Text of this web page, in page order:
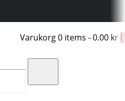
Varukorg0 items -0.00 kr 0